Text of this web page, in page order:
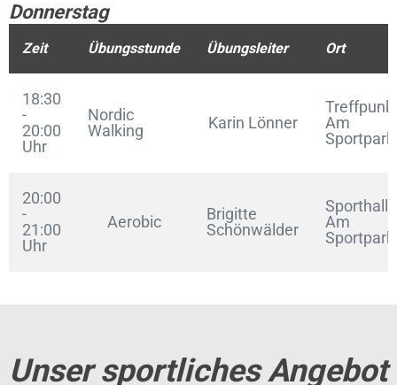
Donnerstag
Zeit Übungsstunde Übungsleiter Ort
18:30
-
20:00
Uhr
Nordic
Walking
Karin Lönner
Am
Sportpark
20:00
-
21:00
Uhr
Aerobic
Brigitte
Schönwälder
Am
Sportpark
Unser sportliches Angebot